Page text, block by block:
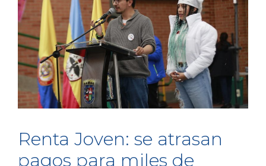
Renta Joven: se atrasan
pagos para miles de